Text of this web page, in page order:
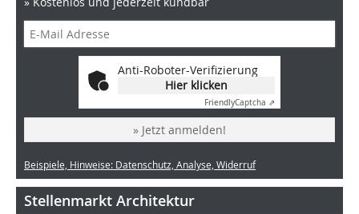
Anti-Roboter-Verifizierung
Hier klicken
FriendlyCaptcha ⇗
» Jetzt anmelden!
Beispiele, Hinweise: Datenschutz, Analyse, Widerruf
Stellenmarkt Architektur